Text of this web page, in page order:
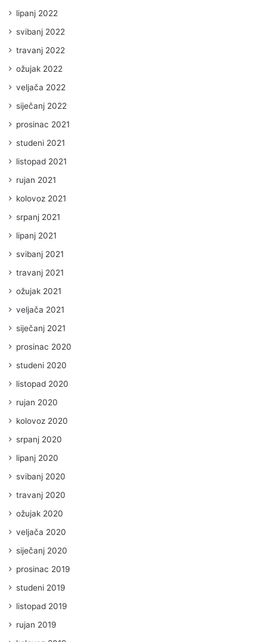
lipanj 2022
svibanj 2022
travanj 2022
ožujak 2022
veljača 2022
siječanj 2022
prosinac 2021
studeni 2021
listopad 2021
rujan 2021
kolovoz 2021
srpanj 2021
lipanj 2021
svibanj 2021
travanj 2021
ožujak 2021
veljača 2021
siječanj 2021
prosinac 2020
studeni 2020
listopad 2020
rujan 2020
kolovoz 2020
srpanj 2020
lipanj 2020
svibanj 2020
travanj 2020
ožujak 2020
veljača 2020
siječanj 2020
prosinac 2019
studeni 2019
listopad 2019
rujan 2019